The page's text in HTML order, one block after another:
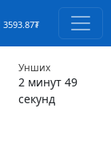
3593.87₮
Унших
2 минут 49
секунд